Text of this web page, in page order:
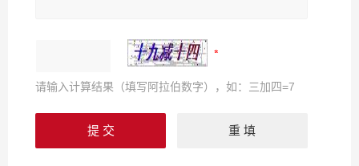
请输入计算结果（填写阿拉伯数字），如：三加四=7